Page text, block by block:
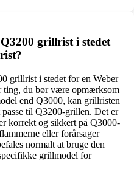
grillrist i stedet
grillrist i stedet for en Weber
ting, du bør være opmærksom
end Q3000, kan grillristen
til Q3200-grillen. Det er
korrekt og sikkert på Q3000-
eller forårsager
normalt at bruge den
grillmodel for